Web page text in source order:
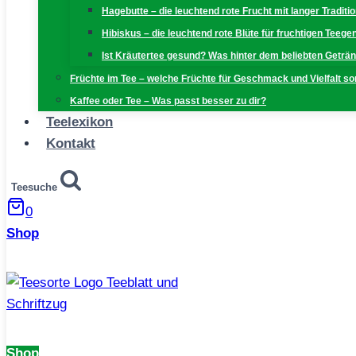
Hagebutte – die leuchtend rote Frucht mit langer
Hibiskus – die leuchtend rote Blüte für fruchtigen
Ist Kräutertee gesund? Was hinter dem beliebten
Früchte im Tee – welche Früchte für Geschmack und Vielfalt
Kaffee oder Tee – Was passt besser zu dir?
Teelexikon
Kontakt
Teesuche
0
Shop